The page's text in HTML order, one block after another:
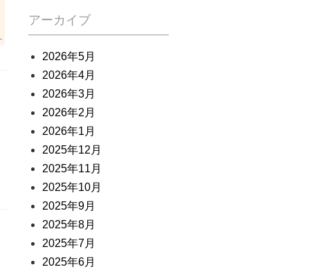
アーカイブ
2026年5月
2026年4月
2026年3月
2026年2月
2026年1月
2025年12月
2025年11月
2025年10月
2025年9月
2025年8月
2025年7月
2025年6月